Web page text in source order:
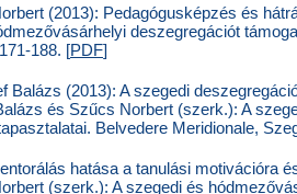
(2013): Pedagógusképzés és
deszegregációt
188. [PDF]
(2013): A szegedi
és Szűcs Norbert (szerk.): A
Belvedere Meridionale,
hatása a tanulási motivációra
(szerk.): A szegedi és